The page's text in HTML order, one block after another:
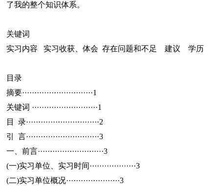
了我的整个知识体系。
关键词
实习内容 实习收获、体会 存在问题和不足 建议 学历
目录
摘要·····························1
关键词 ···························1
目 录······························2
引 言······························3
一、前言···························3
(一)实习单位、实习时间···················3
(二)实习单位概况······················3